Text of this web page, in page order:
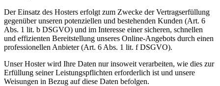
Der Einsatz des Hosters erfolgt zum Zwecke der Vertragserfüllung
gegenüber unseren potenziellen und bestehenden Kunden (Art. 6
Abs. 1 lit. b DSGVO) und im Interesse einer sicheren, schnellen
und effizienten Bereitstellung unseres Online-Angebots durch einen
professionellen Anbieter (Art. 6 Abs. 1 lit. f DSGVO).
Unser Hoster wird Ihre Daten nur insoweit verarbeiten, wie dies zur
Erfüllung seiner Leistungspflichten erforderlich ist und unsere
Weisungen in Bezug auf diese Daten befolgen.